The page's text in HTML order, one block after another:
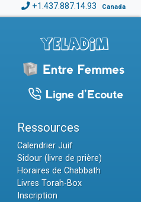
+1.437.887.14.93 Canada
Ressources
Calendrier Juif
Sidour (livre de prière)
Horaires de Chabbath
Livres Torah-Box
Inscription